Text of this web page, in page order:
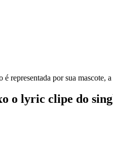
representada por sua mascote,
o lyric clipe do